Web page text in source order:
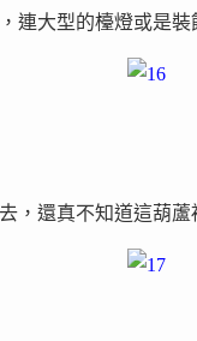
連大型的檯燈或是裝
，還真不知道這葫蘆